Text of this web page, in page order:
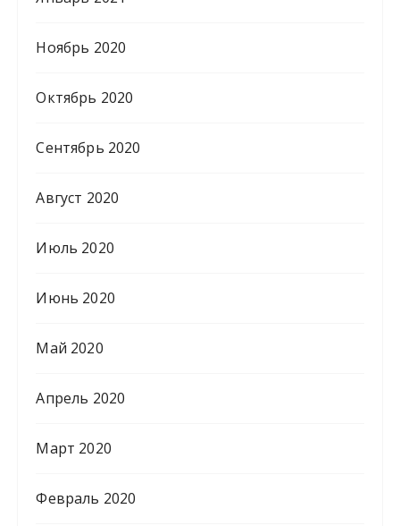
Ноябрь 2020
Октябрь 2020
Сентябрь 2020
Август 2020
Июль 2020
Июнь 2020
Май 2020
Апрель 2020
Март 2020
Февраль 2020